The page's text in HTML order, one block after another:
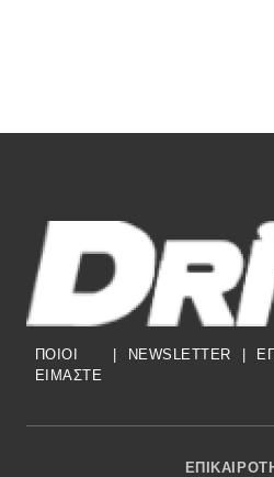
ΠΟΙΟΙ
ΕΙΜΑΣΤΕ
| NEWSLETTER |
Footer Menu